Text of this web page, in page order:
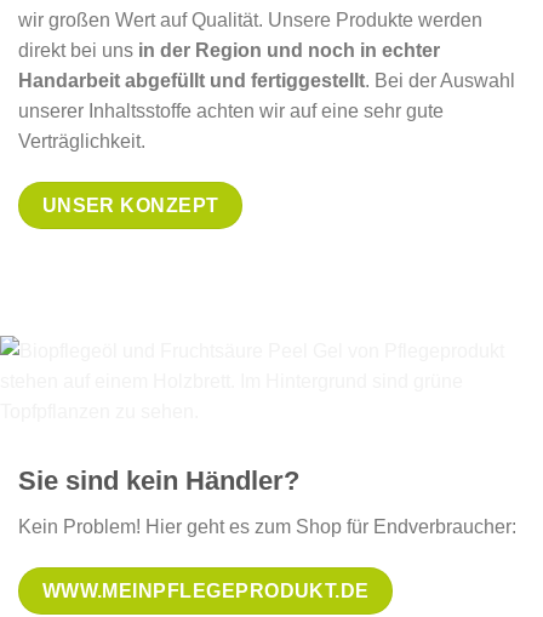
wir großen Wert auf Qualität. Unsere Produkte werden
direkt bei uns in der Region und noch in echter
Handarbeit abgefüllt und fertiggestellt. Bei der Auswahl
unserer Inhaltsstoffe achten wir auf eine sehr gute
Verträglichkeit.
UNSER KONZEPT
Sie sind kein Händler?
Kein Problem! Hier geht es zum Shop für Endverbraucher:
WWW.MEINPFLEGEPRODUKT.DE